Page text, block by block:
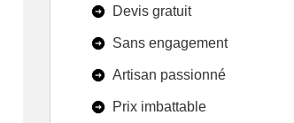
Devis gratuit
Sans engagement
Artisan passionné
Prix imbattable